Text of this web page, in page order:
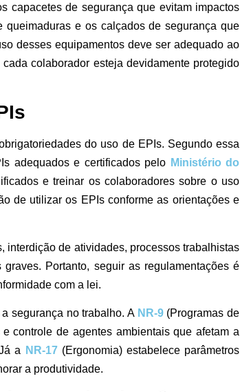
capacetes de segurança que evitam impactos
e os calçados de segurança que
desses equipamentos deve ser adequado ao
colaborador esteja devidamente protegido
do uso de EPIs. Segundo essa
adequados e certificados pelo Ministério do
e treinar os colaboradores sobre o uso
de utilizar os EPIs conforme as orientações e
interdição de atividades, processos trabalhistas
Portanto, seguir as regulamentações é
com a lei.
segurança no trabalho. A NR-9(Programas de
controle de agentes ambientais que afetam a
a
NR-17(Ergonomia) estabelece parâmetros
a produtividade.